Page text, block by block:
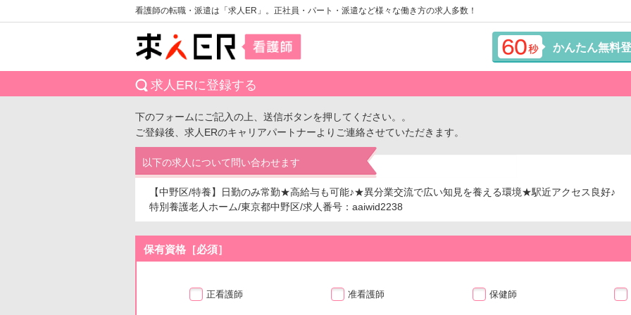
看護師の転職・派遣は「求人ER」。正社員・パート・派遣など様々な働き方の求人多数！
かんたん無料
求人ERに登録する
下のフォームにご記入の上、送信ボタンを押してください。。
ご登録後、求人ERのキャリアパートナーよりご連絡させていただきます。
以下の求人について問い合わせます
【中野区/特養】日勤のみ常勤★高給与も可能♪★異分業交流で広い知見を養える環境★駅近アクセス良好♪
特別養護老人ホーム/東京都中野区/求人番号：aaiwid2238
保有資格［必須］
正看護師 准看護師 保健師